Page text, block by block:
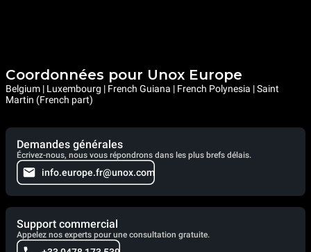
Coordonnées pour Unox Europe
Belgium | Luxembourg | French Guiana | French Polynesia | Saint
Martin (French part)
Demandes générales
Écrivez-nous, nous vous répondrons dans les plus brefs délais.
info.europe.fr@unox.com
Support commercial
Appelez nos experts pour une consultation gratuite.